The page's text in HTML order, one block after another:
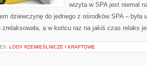
wizyta w SPA jest niemal
dziewczynę do jednego z ośrodków SPA – była
zrelaksowała, a w końcu raz na jakiś czas relaks
LODY RZEMIEŚLNICZE I KRAFTOWE